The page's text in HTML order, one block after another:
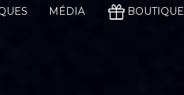
MÉDIA BOUTIQUE